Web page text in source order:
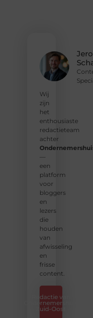
Wij
zijn
het
enthousiaste
redactieteam
achter
—
een
platform
voor
bloggers
en
lezers
die
houden
van
afwisseling
en
frisse
content.
Redactie van
Ondernemershuis
Zuid-Oost